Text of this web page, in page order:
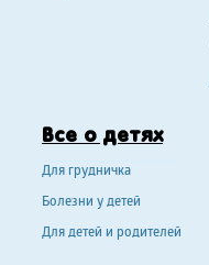
Все о детях
Для грудничка
Болезни у детей
Для детей и родителей